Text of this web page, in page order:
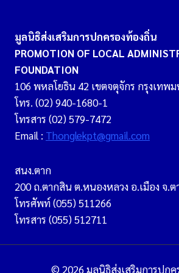
มูลนิธิส่งเสริมการปกครองท้องถิ่น
PROMOTION OF LOCAL
FOUNDATION
106 พหลโยธิน 42 เขตจตุจักร กรุงเทพ
โทร. (02) 940-1680-1
โทรสาร (02) 579-7472
Email : Thonglekpt@gmail.com
สนง.ตาก
200 ถ.ตากสิน ต.หนองหลวง อ.เมือง จ.ต
โทรศัพท์ (055) 511266
โทรสาร (055) 512711
© 2026 มูลนิธิส่งเสริมการปก